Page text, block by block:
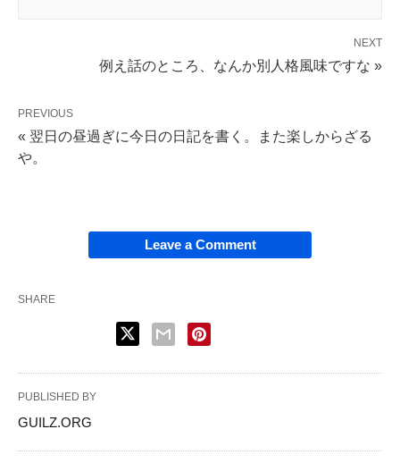
NEXT
例え話のところ、なんか別人格風味ですな »
PREVIOUS
« 翌日の昼過ぎに今日の日記を書く。また楽しからざる
や。
Leave a Comment
SHARE
PUBLISHED BY
GUILZ.ORG